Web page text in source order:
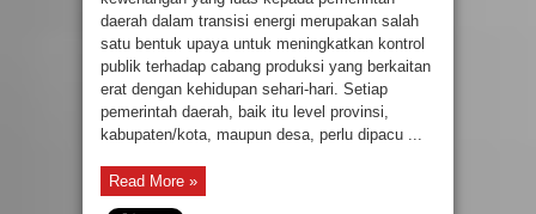
daerah dalam transisi energi merupakan salah
satu bentuk upaya untuk meningkatkan kontrol
publik terhadap cabang produksi yang berkaitan
erat dengan kehidupan sehari-hari. Setiap
pemerintah daerah, baik itu level provinsi,
kabupaten/kota, maupun desa, perlu dipacu ...
Read More »